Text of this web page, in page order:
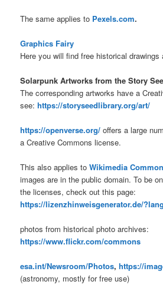
The same applies to Pexels.com.
Graphics Fairy
Here you will find free historical drawings
Solarpunk Artworks from the Story
The corresponding artworks have a
see:https://storyseedlibrary.org/art/
https://openverse.org/offers a large
a Creative Commons license.
This also applies toWikimedia
images are in the public domain. To be
the licenses, check out this page:
https://lizenzhinweisgenerator.de/
photos from historical photo archives:
https://www.flickr.com/commons
esa.int/Newsroom/Photos, https://
(astronomy, mostly for free use)